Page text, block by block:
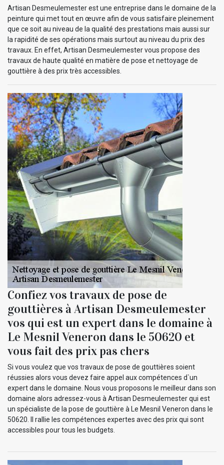
Artisan Desmeulemester est une entreprise dans le domaine de la
peinture qui met tout en œuvre afin de vous satisfaire pleinement
que ce soit au niveau de la qualité des prestations mais aussi sur
la rapidité de ses opérations mais surtout au niveau du prix des
travaux. En effet, Artisan Desmeulemester vous propose des
travaux de haute qualité en matière de pose et nettoyage de
gouttière à des prix très accessibles.
Confiez vos travaux de pose de
gouttières à Artisan Desmeulemester
vos qui est un expert dans le domaine à
Le Mesnil Veneron dans le 50620 et
vous fait des prix pas chers
Si vous voulez que vos travaux de pose de gouttières soient
réussies alors vous devez faire appel aux compétences d`un
expert dans le domaine. Nous vous proposons le meilleur dans son
domaine alors adressez-vous à Artisan Desmeulemester qui est
un spécialiste de la pose de gouttière à Le Mesnil Veneron dans le
50620. Il rallie les compétences expertes avec des prix qui sont
accessibles pour tous les budgets.